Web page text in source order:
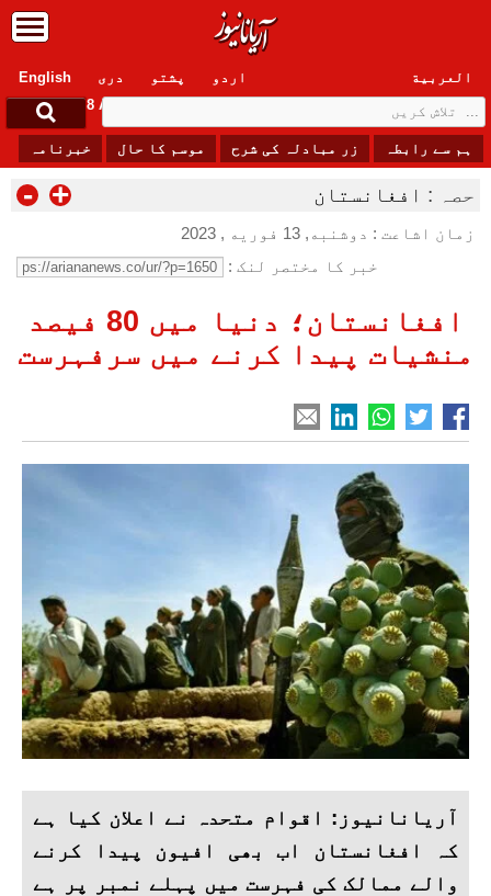
English دری پشتو العربیة
اردو
Saturday, 8 August , 2026
ہم سے رابطہ زر مبادلہ کی شرح موسم کا حال خبرنامہ
حصہ : افغانستان - +
زمان اشاعت : دوشنبه, 13 فوریه , 2023
خبر کا مختصر لنک :
افغانستان؛ دنیا میں 80 فیصد
منشیات پیدا کرنے میں سرفہرست
آریانانیوز: اقوام متحدہ نے اعلان کیا ہے
کہ افغانستان اب بھی افیون پیدا کرنے
والے ممالک کی فہرست میں پہلے نمبر پر ہے